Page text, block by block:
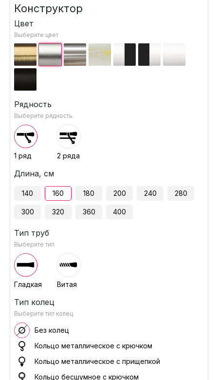
Конструктор
Цвет
Выберите цвет
Рядность
Выберите рядность
1 ряд 2 ряда
Длина, см
140 160 180 200 240 280
300 320 360 400
Тип труб
Выберите тип
Гладкая Витая
Тип колец
Выберите тип колец
Без колец
Кольцо металлическое с крючком
Кольцо металлическое с прищепкой
Кольцо бесшумное с крючком